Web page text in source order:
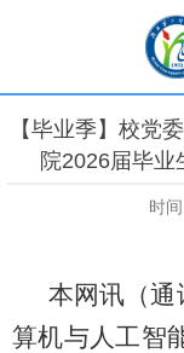
【毕业季】校党
院2026届毕
时
本网讯（通
算机与人工智